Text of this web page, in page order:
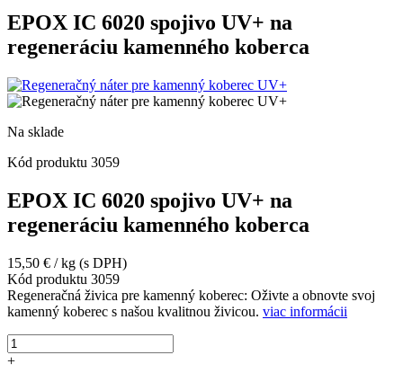
EPOX IC 6020 spojivo UV+ na
regeneráciu kamenného koberca
Na sklade
Kód produktu 3059
EPOX IC 6020 spojivo UV+ na
regeneráciu kamenného koberca
15,50 € / kg (s DPH)
Kód produktu 3059
Regeneračná živica pre kamenný koberec: Oživte a obnovte svoj
kamenný koberec s našou kvalitnou živicou. viac informácii
množstvo
EPOX
+